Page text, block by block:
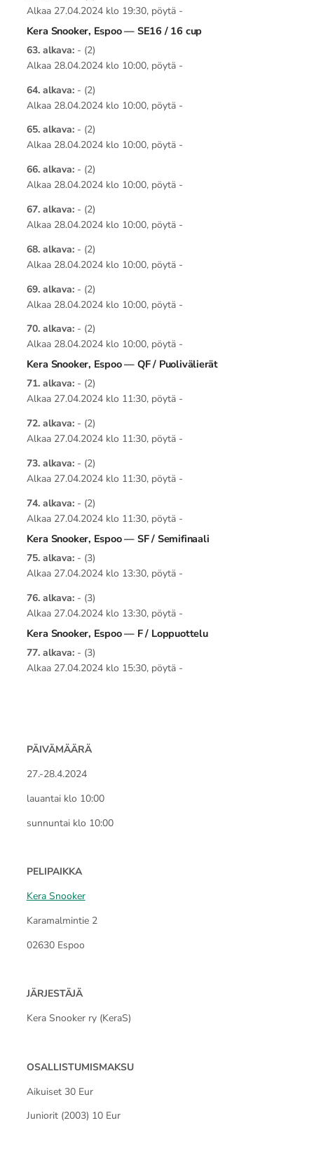
Alkaa 27.04.2024 klo 19:30, pöytä -
Kera Snooker, Espoo — SE16 / 16 cup
63. alkava:- (2)
Alkaa 28.04.2024 klo 10:00, pöytä -
64. alkava:- (2)
Alkaa 28.04.2024 klo 10:00, pöytä -
65. alkava:- (2)
Alkaa 28.04.2024 klo 10:00, pöytä -
66. alkava:- (2)
Alkaa 28.04.2024 klo 10:00, pöytä -
67. alkava:- (2)
Alkaa 28.04.2024 klo 10:00, pöytä -
68. alkava:- (2)
Alkaa 28.04.2024 klo 10:00, pöytä -
69. alkava:- (2)
Alkaa 28.04.2024 klo 10:00, pöytä -
70. alkava:- (2)
Alkaa 28.04.2024 klo 10:00, pöytä -
Kera Snooker, Espoo — QF / Puolivälierät
71. alkava:- (2)
Alkaa 27.04.2024 klo 11:30, pöytä -
72. alkava:- (2)
Alkaa 27.04.2024 klo 11:30, pöytä -
73. alkava:- (2)
Alkaa 27.04.2024 klo 11:30, pöytä -
74. alkava:- (2)
Alkaa 27.04.2024 klo 11:30, pöytä -
Kera Snooker, Espoo — SF / Semifinaali
75. alkava:- (3)
Alkaa 27.04.2024 klo 13:30, pöytä -
76. alkava:- (3)
Alkaa 27.04.2024 klo 13:30, pöytä -
Kera Snooker, Espoo — F / Loppuottelu
77. alkava:- (3)
Alkaa 27.04.2024 klo 15:30, pöytä -
PÄIVÄMÄÄRÄ
27.-28.4.2024
lauantai klo 10:00
sunnuntai klo 10:00
PELIPAIKKA
Kera Snooker
Karamalmintie 2
02630 Espoo
JÄRJESTÄJÄ
Kera Snooker ry (KeraS)
OSALLISTUMISMAKSU
Aikuiset 30 Eur
Juniorit (2003) 10 Eur